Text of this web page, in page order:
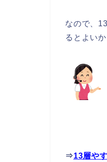
なので、
るとよい
⇒13層や